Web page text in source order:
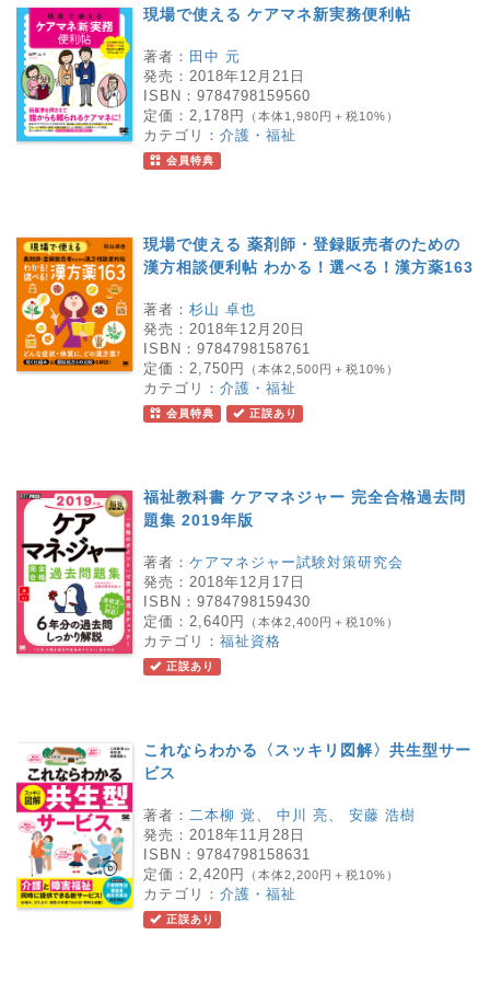
現場で使える ケアマネ新実務便利帖
著者： 田中 元
発売： 2018年12月21日
ISBN： 9784798159560
定価： 2,178円 （本体1,980円＋税10%）
カテゴリ： 介護・福祉
会員特典
現場で使える 薬剤師・登録販売者のための
漢方相談便利帖 わかる！選べる！漢方薬163
著者： 杉山 卓也
発売： 2018年12月20日
ISBN： 9784798158761
定価： 2,750円 （本体2,500円＋税10%）
カテゴリ： 介護・福祉
会員特典 正誤あり
福祉教科書 ケアマネジャー 完全合格過去問
題集 2019年版
著者： ケアマネジャー試験対策研究会
発売： 2018年12月17日
ISBN： 9784798159430
定価： 2,640円 （本体2,400円＋税10%）
カテゴリ： 福祉資格
正誤あり
これならわかる〈スッキリ図解〉共生型サー
ビス
著者： 二本柳 覚 中川 亮
安藤 浩樹
発売： 2018年11月28日
ISBN： 9784798158631
定価： 2,420円 （本体2,200円＋税10%）
カテゴリ： 介護・福祉
正誤あり